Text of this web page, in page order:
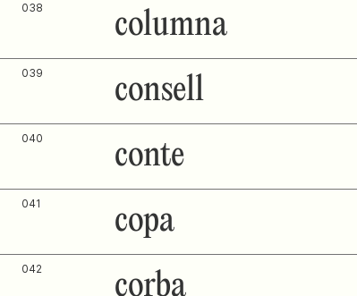
038 columna
039 consell
040 conte
041 copa
042 corba